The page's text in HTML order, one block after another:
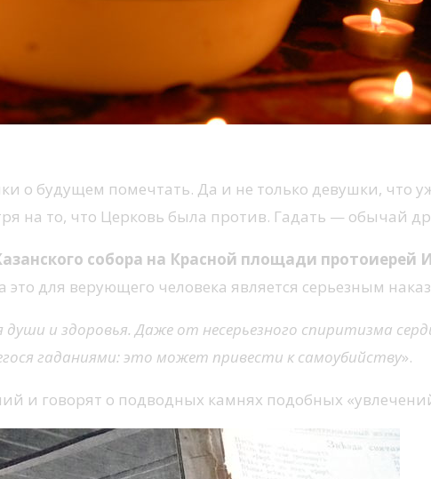
о будущем помечтать. Да и не только девушки, что
на то, что Церковь была против. Гадать — обычай
собора на Красной площади протоиерей
для верующего человека является серьезным
души и здоровья. Даже от несерьезного спиритизма
гаданиями: это может привести к самоубийству».
и говорят о подводных камнях подобных